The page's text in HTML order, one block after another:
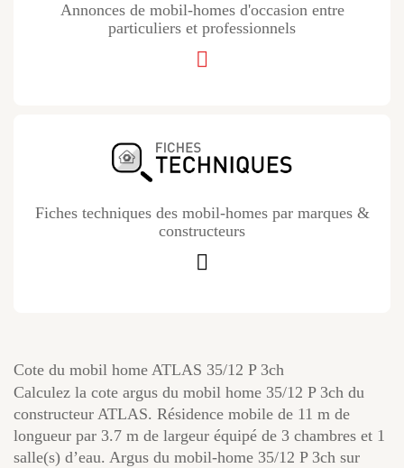
Annonces de mobil-homes d'occasion entre
particuliers et professionnels
Fiches techniques des mobil-homes par marques &
constructeurs
Cote du mobil home ATLAS 35/12 P 3ch
Calculez la cote argus du mobil home 35/12 P 3ch du
constructeur ATLAS. Résidence mobile de 11 m de
longueur par 3.7 m de largeur équipé de 3 chambres et 1
salle(s) d’eau. Argus du mobil-home 35/12 P 3ch sur